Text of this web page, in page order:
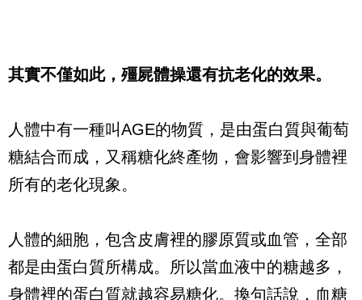
其實不僅如此，殭屍體操還有抗老化的效果。
人體中有一種叫AGE的物質，是由蛋白質與葡萄
糖結合而成，又稱糖化終產物，會影響到身體裡
所有的老化現象。
人體的細胞，包含皮膚裡的膠原質或血管，全部
都是由蛋白質所構成。所以當血液中的糖越多，
身體裡的蛋白質就越容易糖化。換句話說，血糖